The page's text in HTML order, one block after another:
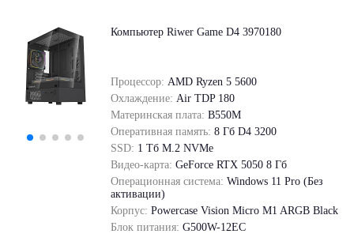
Компьютер Riwer Game D4 3970180
Процессор: AMD Ryzen 5 5600
Охлаждение: Air TDP 180
Материнская плата: B550M
Оперативная память: 8 Гб D4 3200
SSD: 1 Tб M.2 NVMe
Видео-карта: GeForce RTX 5050 8 Гб
Операционная система: Windows 11 Pro (Без
активации)
Корпус: Powercase Vision Micro M1 ARGB Black
Блок питания: G500W-12EC